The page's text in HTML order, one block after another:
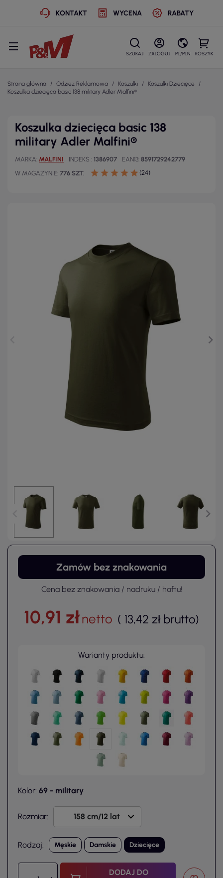
KONTAKT WYCENA RABATY
SZUKAJ ZALOGUJ PL/PLN KOSZYK
Strona główna Odzież Reklamowa Koszulki
Koszulki Dziecięce
Koszulka dziecięca basic 138 military Adler Malfini®
Koszulka dziecięca basic 138
military Adler Malfini®
MARKA MALFINI INDEKS 1386907 EAN13 8591729242779
W MAGAZYNIE 776 SZT. (24)
Zamów bez znakowania
Cena bez znakowania / nadruku / haftu!
10,91 złnetto ( 13,42 zł brutto)
Warianty produktu:
Kolor: 69 - military
Rozmiar:
Rodzaj: Męskie Damskie Dziecięce
DODAJ DO